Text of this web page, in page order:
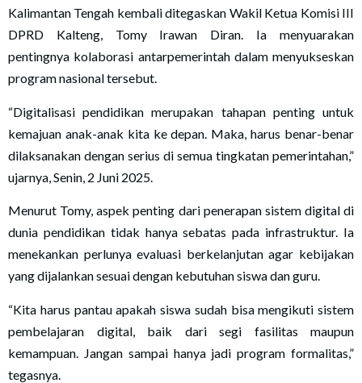
Kalimantan Tengah kembali ditegaskan Wakil Ketua Komisi III
DPRD Kalteng, Tomy Irawan Diran. Ia menyuarakan
pentingnya kolaborasi antarpemerintah dalam menyukseskan
program nasional tersebut.
“Digitalisasi pendidikan merupakan tahapan penting untuk
kemajuan anak-anak kita ke depan. Maka, harus benar-benar
dilaksanakan dengan serius di semua tingkatan pemerintahan,”
ujarnya, Senin, 2 Juni 2025.
Menurut Tomy, aspek penting dari penerapan sistem digital di
dunia pendidikan tidak hanya sebatas pada infrastruktur. Ia
menekankan perlunya evaluasi berkelanjutan agar kebijakan
yang dijalankan sesuai dengan kebutuhan siswa dan guru.
“Kita harus pantau apakah siswa sudah bisa mengikuti sistem
pembelajaran digital, baik dari segi fasilitas maupun
kemampuan. Jangan sampai hanya jadi program formalitas,”
tegasnya.